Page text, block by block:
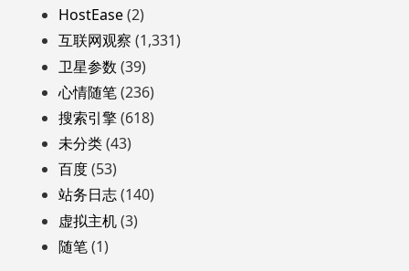
HostEase(2)
互联网观察 (1,331)
卫星参数 (39)
心情随笔(236)
搜索引擎(618)
未分类(43)
百度(53)
站务日志(140)
虚拟主机(3)
随笔(1)